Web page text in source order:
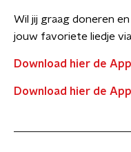
Wil jij graag doneren
jouw favoriete liedje
Download hier de
Download hier de